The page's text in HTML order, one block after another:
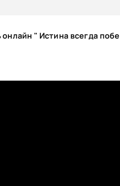
" Истина всегда